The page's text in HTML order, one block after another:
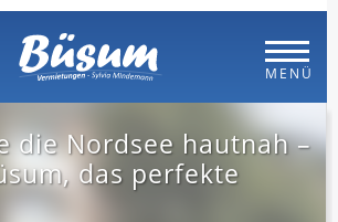
die Nordsee hautnah –
das perfekte
MENÜ